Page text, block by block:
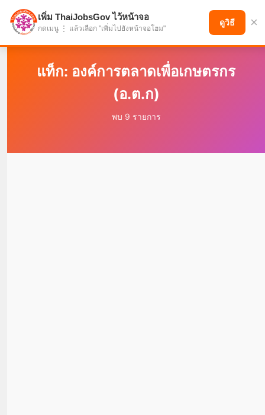
แบ่งปันโอกาส เพื่ออนาคตที่ก้าวหน้า
แท็ก: องค์การตลาดเพื่อเกษตรกร
(อ.ต.ก)
พบ 9 รายการ
เพิ่ม ThaiJobsGov ไว้หน้าจอ
กดเมนู ⋮ แล้วเลือก "เพิ่มไปยังหน้าจอโฮม"
ดูวิธี ×